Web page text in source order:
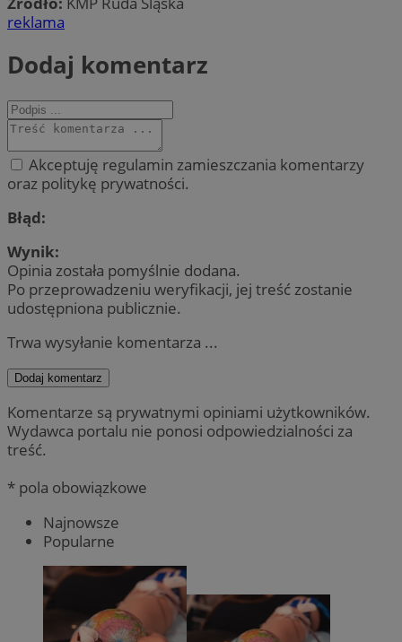
reklama
Dodaj komentarz
Akceptuję regulamin zamieszczania komentarzy
oraz politykę prywatności.
Błąd:
Wynik:
Opinia została pomyślnie dodana.
Po przeprowadzeniu weryfikacji, jej treść zostanie
udostępniona publicznie.
Trwa wysyłanie komentarza ...
Dodaj komentarz
Komentarze są prywatnymi opiniami użytkowników.
Wydawca portalu nie ponosi odpowiedzialności za
treść.
* pola obowiązkowe
Najnowsze
Popularne